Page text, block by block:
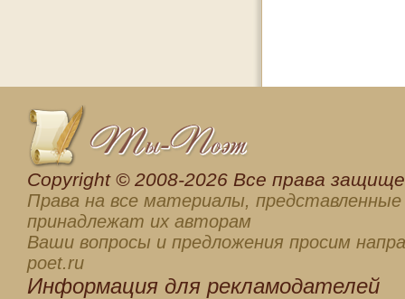
Сopyright © 2008-2026 Все права
Права на все материалы, представленные
принадлежат их авторам
Ваши вопросы и предложения просим
poet.ru
Информация для рекламодателей